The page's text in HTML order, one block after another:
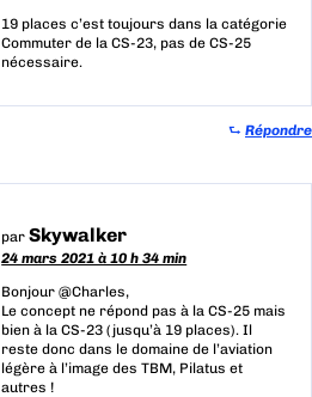
19 places c’est toujours dans la catégorie
Commuter de la CS-23, pas de CS-25
nécessaire.
⮑ Répondre
parSkywalker
24 mars 2021 à 10 h 34 min
Bonjour @Charles,
Le concept ne répond pas à la CS-25 mais
bien à la CS-23 (jusqu’à 19 places). Il
reste donc dans le domaine de l’aviation
légère à l’image des TBM, Pilatus et
autres !